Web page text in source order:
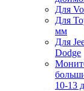
Для
Для
мм
Для
Dodge
10-13